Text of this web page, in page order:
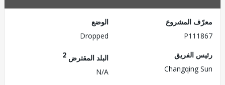
المشروع
Dropped
الفريق
Changqing
البلد المقترض